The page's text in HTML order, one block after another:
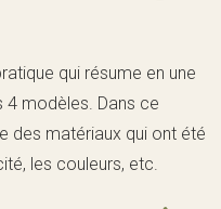
qui résume en une
4 modèles. Dans ce
des matériaux qui ont été
les couleurs, etc.